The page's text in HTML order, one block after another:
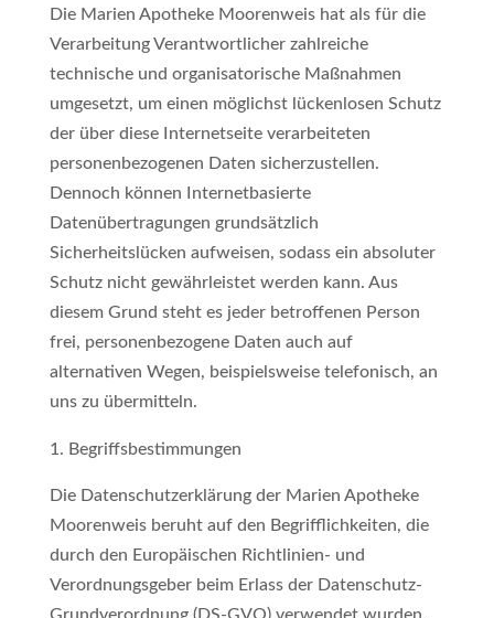
Die Marien Apotheke Moorenweis hat als für die
Verarbeitung Verantwortlicher zahlreiche
technische und organisatorische Maßnahmen
umgesetzt, um einen möglichst lückenlosen Schutz
der über diese Internetseite verarbeiteten
personenbezogenen Daten sicherzustellen.
Dennoch können Internetbasierte
Datenübertragungen grundsätzlich
Sicherheitslücken aufweisen, sodass ein absoluter
Schutz nicht gewährleistet werden kann. Aus
diesem Grund steht es jeder betroffenen Person
frei, personenbezogene Daten auch auf
alternativen Wegen, beispielsweise telefonisch, an
uns zu übermitteln.
Begriffsbestimmungen
Die Datenschutzerklärung der Marien Apotheke
Moorenweis beruht auf den Begrifflichkeiten, die
durch den Europäischen Richtlinien- und
Verordnungsgeber beim Erlass der Datenschutz-